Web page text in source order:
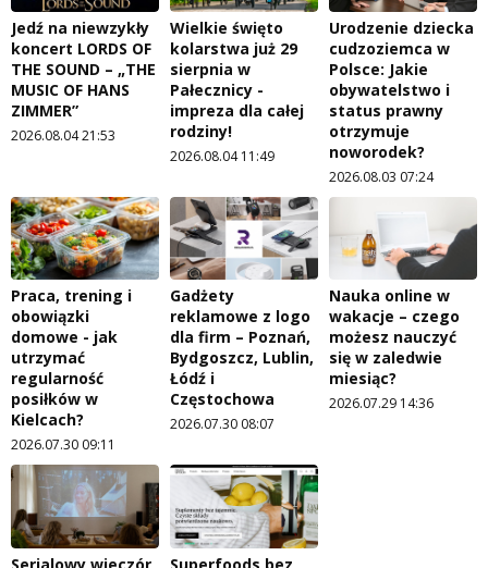
Jedź na niewzykły
koncert LORDS OF
THE SOUND – „THE
MUSIC OF HANS
ZIMMER”
2026.08.04 21:53
Wielkie święto
kolarstwa już 29
sierpnia w
Pałecznicy -
impreza dla całej
rodziny!
2026.08.04 11:49
Urodzenie dziecka
cudzoziemca w
Polsce: Jakie
obywatelstwo i
status prawny
otrzymuje
noworodek?
2026.08.03 07:24
Praca, trening i
obowiązki
domowe - jak
utrzymać
regularność
posiłków w
Kielcach?
2026.07.30 09:11
Gadżety
reklamowe z logo
dla firm – Poznań,
Bydgoszcz, Lublin,
Łódź i
Częstochowa
2026.07.30 08:07
Nauka online w
wakacje – czego
możesz nauczyć
się w zaledwie
miesiąc?
2026.07.29 14:36